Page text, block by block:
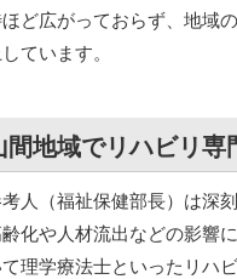
ど広がっておらず、地域
ています。
間地域でリハビリ専
人（福祉保健部長）は深
化や人材流出などの影響
理学療法士といったリハ